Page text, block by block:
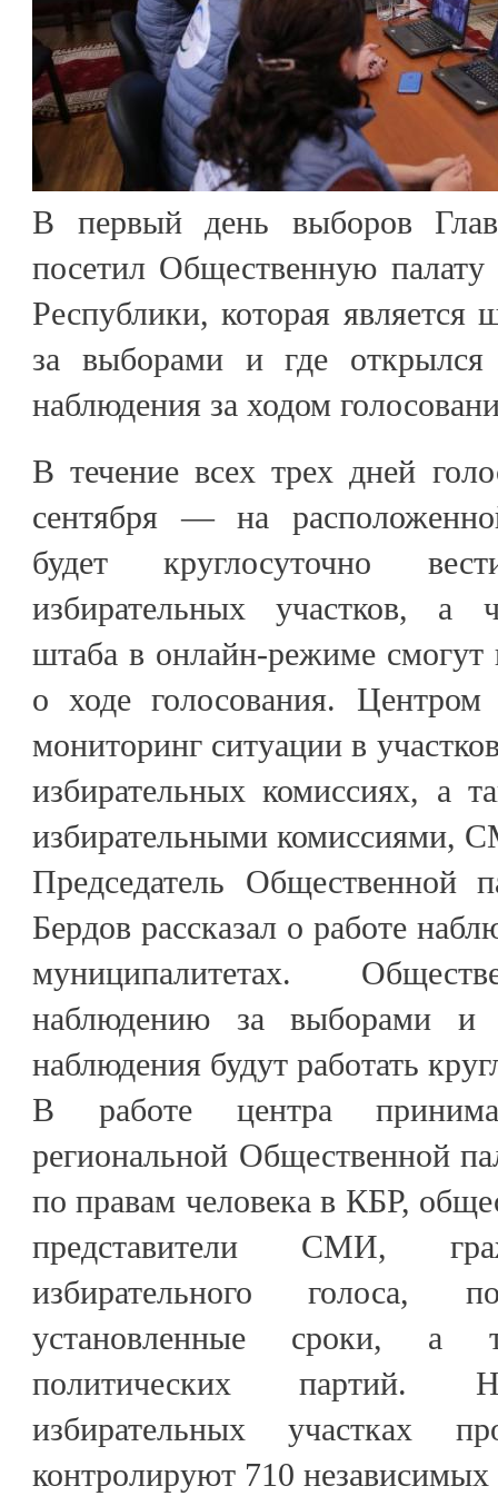
В первый день выборов
посетил Общественную палату
Республики, которая
за выборами и где открылся
наблюдения за ходом
В течение всех трех дней
сентября — на
будет круглосуточно
избирательных участков, а
штаба в онлайн-режиме
о ходе голосования. Центром
мониторинг ситуации в
избирательных комиссиях, а
избирательными комиссиями,
Председатель Общественной
Бердов рассказал о работе
муниципалитетах.
наблюдению за выборами и
наблюдения будут работать
В работе центра
региональной Общественной
по правам человека в КБР,
представители СМИ,
избирательного голоса,
установленные сроки, а
политических партий.
избирательных участках
контролируют 710